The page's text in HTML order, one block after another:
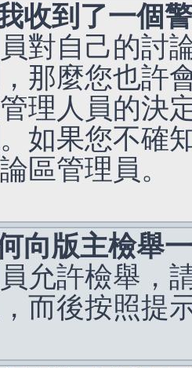
收到了一個
對自己的討
那麼您也許
理人員的決
如果您不確
區管理員。
向版主檢舉
允許檢舉，
而後按照提